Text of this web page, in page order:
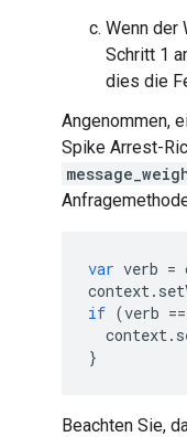
Wenn der
Schritt 1
dies die
Angenommen,
Spike Arrest-
var verb =
context.
if (verb ==
context.
}
Beachten Sie,